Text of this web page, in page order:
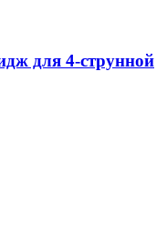
для 4-струнной